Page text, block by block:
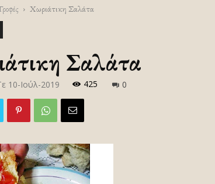
Χωριάτικη Σαλάτα
Σαλάτα
10-Ιούλ-2019 425 0